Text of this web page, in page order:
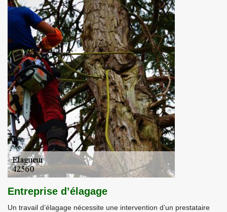
Entreprise d’élagage
Un travail d’élagage nécessite une intervention d’un prestataire